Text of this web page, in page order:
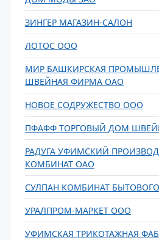
ЗИНГЕР МАГАЗИН-САЛОН
ЛОТОС ООО
МИР БАШКИРСКАЯ
ШВЕЙНАЯ ФИРМА ОАО
НОВОЕ СОДРУЖЕСТВО ООО
ПФАФФ ТОРГОВЫЙ ДОМ
РАДУГА УФИМСКИЙ
КОМБИНАТ ОАО
СУЛПАН КОМБИНАТ
УРАЛПРОМ-МАРКЕТ ООО
УФИМСКАЯ ТРИКОТАЖНАЯ